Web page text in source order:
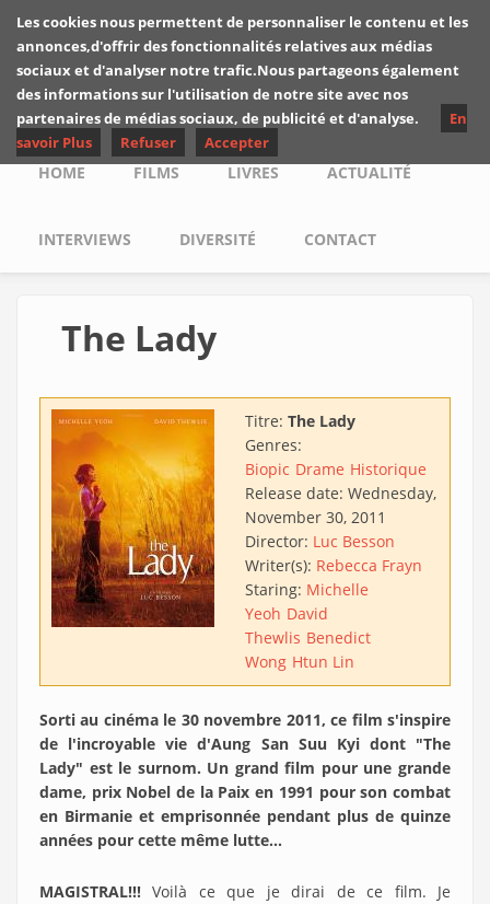
Skip to main content
Les critiques de
Yuyine
Main menu
HOME FILMS LIVRES ACTUALITÉ
INTERVIEWS DIVERSITÉ CONTACT
The Lady
Titre: The Lady
Genres:
Biopic Drame Historique
Release date: Wednesday,
November 30, 2011
Director: Luc Besson
Writer(s): Rebecca Frayn
Staring: Michelle
Yeoh David
Thewlis Benedict
Wong Htun Lin
Sorti au cinéma le 30 novembre 2011, ce film s'inspire
de l'incroyable vie d'Aung San Suu Kyi dont "The
Lady" est le surnom. Un grand film pour une grande
dame, prix Nobel de la Paix en 1991 pour son combat
en Birmanie et emprisonnée pendant plus de quinze
années pour cette même lutte...
MAGISTRAL!!! Voilà ce que je dirai de ce film. Je
Les cookies nous permettent de personnaliser le contenu et les
annonces,d'offrir des fonctionnalités relatives aux médias
sociaux et d'analyser notre trafic.Nous partageons également
des informations sur l'utilisation de notre site avec nos
partenaires de médias sociaux, de publicité et d'analyse.
En
savoir Plus
Refuser Accepter